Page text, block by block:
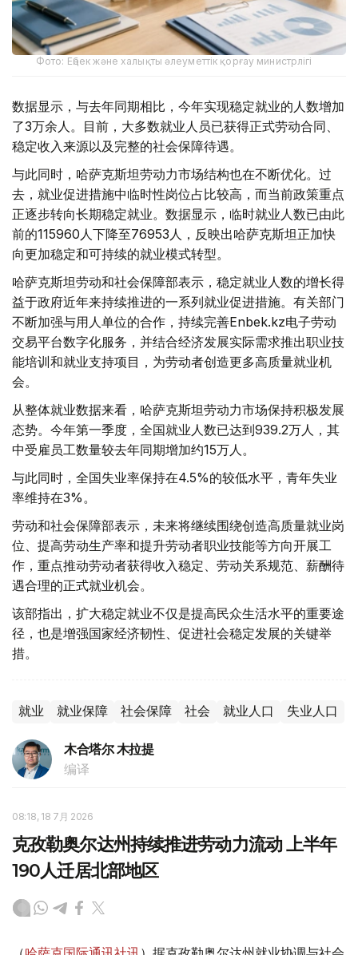
Фото: Еңбек және халықты әлеуметтік қорғау министрлігі
数据显示，与去年同期相比，今年实现稳定就业的人数增加
了3万余人。目前，大多数就业人员已获得正式劳动合同、
稳定收入来源以及完整的社会保障待遇。
与此同时，哈萨克斯坦劳动力市场结构也在不断优化。过
去，就业促进措施中临时性岗位占比较高，而当前政策重点
正逐步转向长期稳定就业。数据显示，临时就业人数已由此
前的115960人下降至76953人，反映出哈萨克斯坦正加快
向更加稳定和可持续的就业模式转型。
哈萨克斯坦劳动和社会保障部表示，稳定就业人数的增长得
益于政府近年来持续推进的一系列就业促进措施。有关部门
不断加强与用人单位的合作，持续完善Enbek.kz电子劳动
交易平台数字化服务，并结合经济发展实际需求推出职业技
能培训和就业支持项目，为劳动者创造更多高质量就业机
会。
从整体就业数据来看，哈萨克斯坦劳动力市场保持积极发展
态势。今年第一季度，全国就业人数已达到939.2万人，其
中受雇员工数量较去年同期增加约15万人。
与此同时，全国失业率保持在4.5%的较低水平，青年失业
率维持在3%。
劳动和社会保障部表示，未来将继续围绕创造高质量就业岗
位、提高劳动生产率和提升劳动者职业技能等方向开展工
作，重点推动劳动者获得收入稳定、劳动关系规范、薪酬待
遇合理的正式就业机会。
该部指出，扩大稳定就业不仅是提高民众生活水平的重要途
径，也是增强国家经济韧性、促进社会稳定发展的关键举
措。
就业 就业保障 社会保障 社会 就业人口 失业人口
木合塔尔 木拉提
编译
08:18, 18 7月 2026
克孜勒奥尔达州持续推进劳动力流动 上半年
190人迁居北部地区